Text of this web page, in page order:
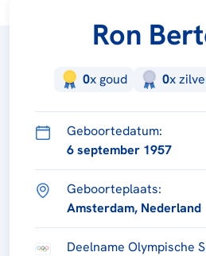
Ron
0x goud 0x
Geboortedatum:
6 september 1957
Geboorteplaats:
Amsterdam, Nederland
Deelname Olympische